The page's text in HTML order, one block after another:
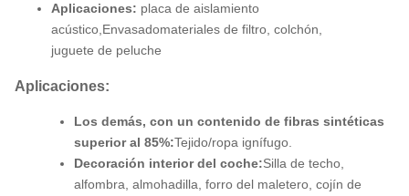
Aplicaciones: placa de aislamiento
acústico, Envasadomateriales de filtro , colchón,
juguete de peluche
Aplicaciones:
Los demás, con un contenido de fibras sintéticas
superior al 85%:Tejido/ropa ignífugo.
Decoración interior del coche:Silla de techo,
alfombra, almohadilla, forro del maletero, cojín de